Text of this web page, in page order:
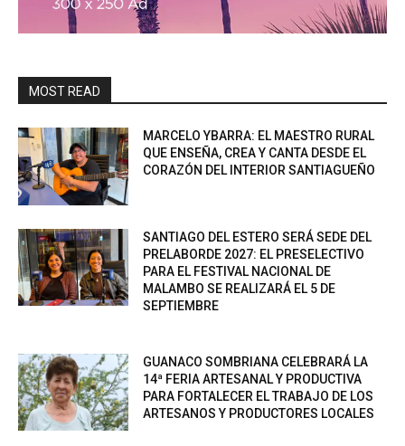
MOST READ
MARCELO YBARRA: EL MAESTRO RURAL
QUE ENSEÑA, CREA Y CANTA DESDE EL
CORAZÓN DEL INTERIOR SANTIAGUEÑO
SANTIAGO DEL ESTERO SERÁ SEDE DEL
PRELABORDE 2027: EL PRESELECTIVO
PARA EL FESTIVAL NACIONAL DE
MALAMBO SE REALIZARÁ EL 5 DE
SEPTIEMBRE
GUANACO SOMBRIANA CELEBRARÁ LA
14ª FERIA ARTESANAL Y PRODUCTIVA
PARA FORTALECER EL TRABAJO DE LOS
ARTESANOS Y PRODUCTORES LOCALES